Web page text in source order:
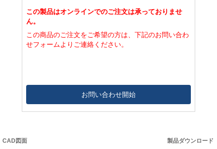
この製品はオンラインでのご注文は承っておりませ
ん。
この商品のご注文をご希望の方は、下記のお問い合わ
せフォームよりご連絡ください。
お問い合わせ開始
CAD図面 製品ダウンロード